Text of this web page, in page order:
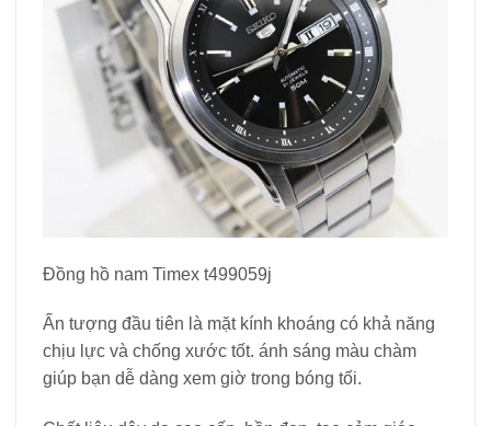
Đồng hồ nam Timex t499059j
Ấn tượng đầu tiên là mặt kính khoáng có khả năng
chịu lực và chống xước tốt. ánh sáng màu chàm
giúp bạn dễ dàng xem giờ trong bóng tối.